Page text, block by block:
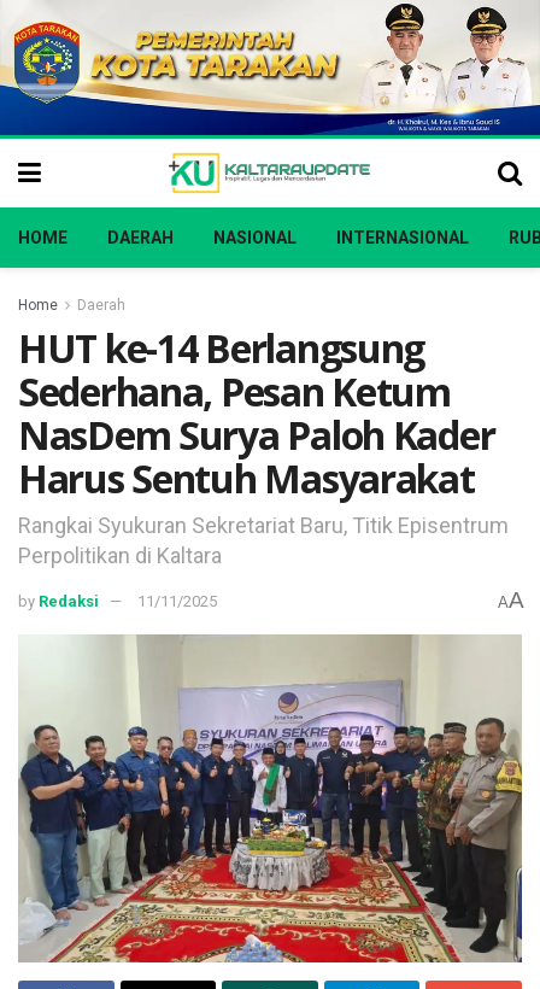
HOME DAERAH NASIONAL INTERNASIONAL
Home Daerah
HUT ke-14 Berlangsung
Sederhana, Pesan Ketum
NasDem Surya Paloh Kader
Harus Sentuh Masyarakat
Rangkai Syukuran Sekretariat Baru, Titik Episentrum
Perpolitikan di Kaltara
by Redaksi 11/11/2025 AA